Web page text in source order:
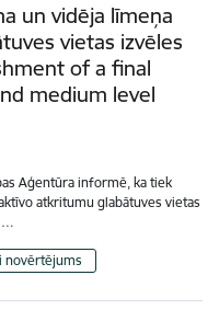
un vidēja līmeņa
vietas izvēles
of a final
medium level
Aģentūra informē, ka tiek
atkritumu glabātuves vietas
novērtējums